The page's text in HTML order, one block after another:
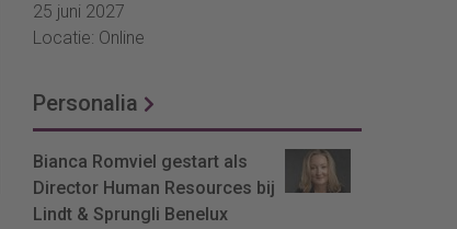
25 juni 2027
Locatie: Online
Personalia
Bianca Romviel gestart als
Director Human Resources bij
Lindt & Sprungli Benelux